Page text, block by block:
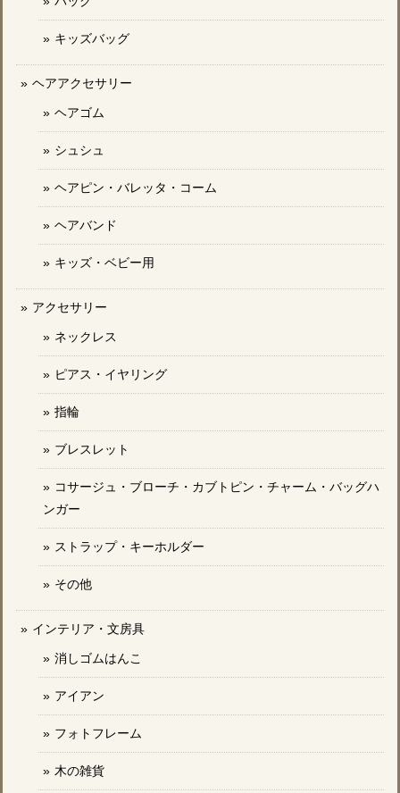
キッズバッグ
ヘアアクセサリー
ヘアゴム
シュシュ
ヘアピン・バレッタ・コーム
ヘアバンド
キッズ・ベビー用
アクセサリー
ネックレス
ピアス・イヤリング
指輪
ブレスレット
コサージュ・ブローチ・カブトピン・チャーム・バッグハ
ンガー
ストラップ・キーホルダー
その他
インテリア・文房具
消しゴムはんこ
アイアン
フォトフレーム
木の雑貨